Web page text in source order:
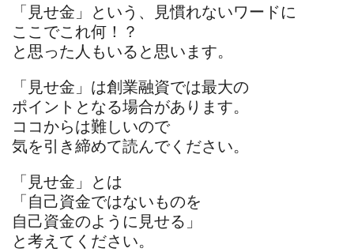
「見せ金」という、見慣れないワードに
ここでこれ何！？
と思った人もいると思います。
「見せ金」は創業融資では最大の
ポイントとなる場合があります。
ココからは難しいので
気を引き締めて読んでください。
「見せ金」とは
「自己資金ではないものを
自己資金のように見せる」
と考えてください。